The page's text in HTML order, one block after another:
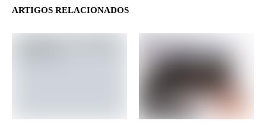
ARTIGOS RELACIONADOS